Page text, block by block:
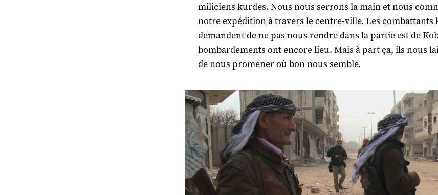
miliciens kurdes. Nous nous serrons la main et nous
notre expédition à travers le centre-ville. Les combattants
demandent de ne pas nous rendre dans la partie est de
bombardements ont encore lieu. Mais à part ça, ils nous
de nous promener où bon nous semble.